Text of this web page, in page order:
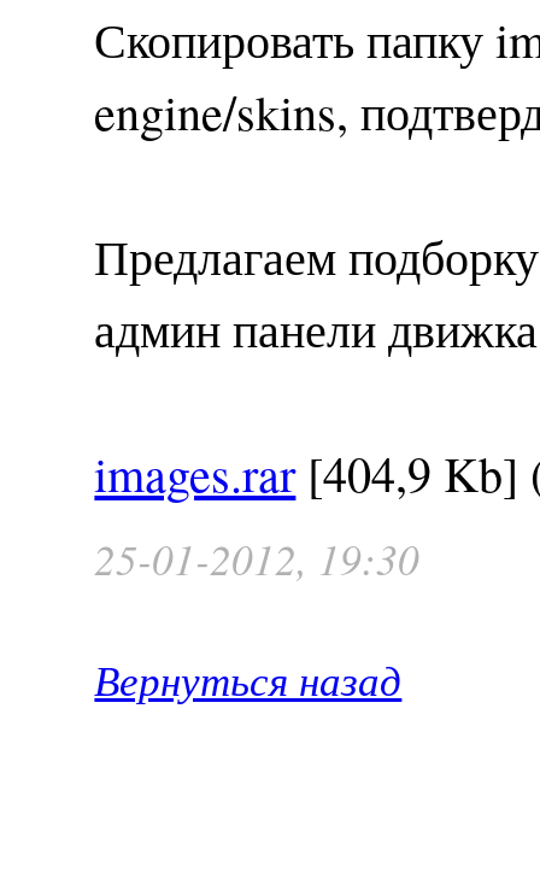
Скопировать папку
engine/skins,
Предлагаем
админ панели
images.rar[404,9 Kb]
25-01-2012, 19:30
Вернуться назад